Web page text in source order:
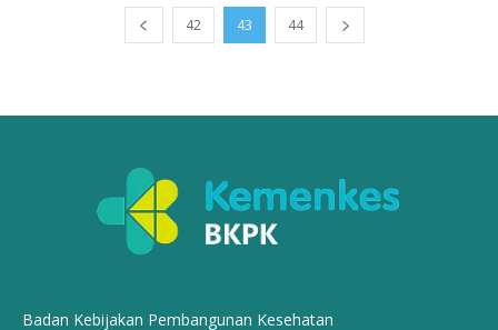
42 43 44
Badan Kebijakan Pembangunan Kesehatan